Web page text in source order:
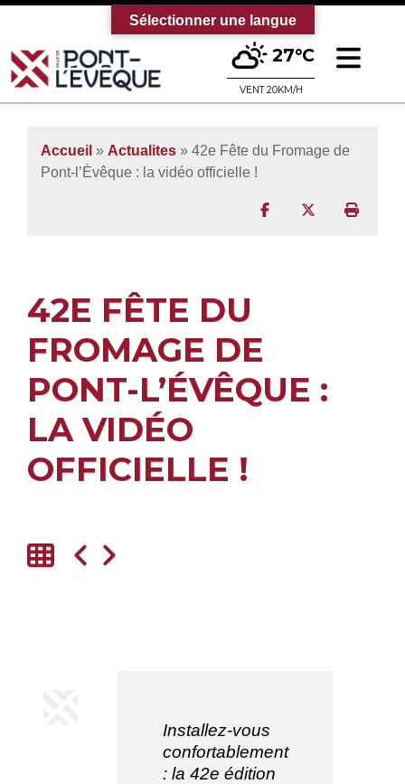
Bienvenue sur le site officiel de la
27°C
VENT 20KM/H
Accueil » Actualites » 42e Fête du Fromage de
Pont-l’Évêque : la vidéo officielle !
Partager surPartager sur
42E FÊTE DU
FROMAGE DE
PONT-L’ÉVÊQUE :
LA VIDÉO
OFFICIELLE !
Installez-vous
confortablement
: la 42e édition
Sélectionner une langue